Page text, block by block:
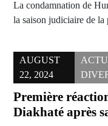
La condamnation de
la saison judiciaire de
AUGUST
22, 2024
Première
Diakhaté après